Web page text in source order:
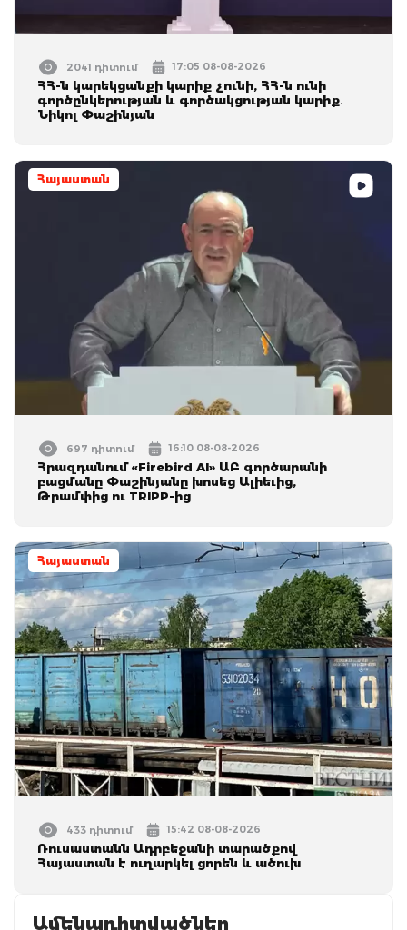
2041 դիտում 17:05 08-08-2026
ՀՀ-ն կարեկցանքի կարիք չունի, ՀՀ-ն ունի
գործընկերության և գործակցության կարիք․
Նիկոլ Փաշինյան
Հայաստան
697 դիտում 16:10 08-08-2026
Հրազդանում «Firebird AI» ԱԲ գործարանի
բացմանը Փաշինյանը խոսեց Ալիեւից,
Թրամփից ու TRIPP-ից
Հայաստան
433 դիտում 15:42 08-08-2026
Ռուսաստանն Ադրբեջանի տարածքով
Հայաստան է ուղարկել ցորեն և ածուխ
Ամենադիտվածներ